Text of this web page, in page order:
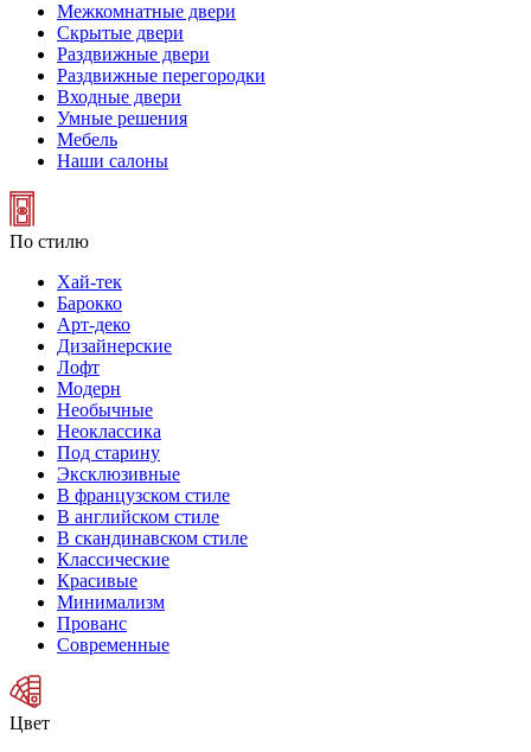
Межкомнатные двери
Скрытые двери
Раздвижные двери
Раздвижные перегородки
Входные двери
Умные решения
Мебель
Наши салоны
По стилю
Хай-тек
Барокко
Арт-деко
Дизайнерские
Лофт
Модерн
Необычные
Неоклассика
Под старину
Эксклюзивные
В французском стиле
В английском стиле
В скандинавском стиле
Классические
Красивые
Минимализм
Прованс
Современные
Цвет